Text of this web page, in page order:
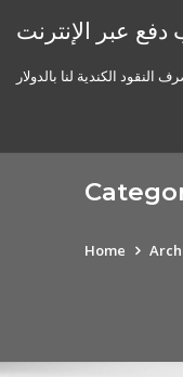
عبر الإنترنت
الكندية لنا بالدولار
Home